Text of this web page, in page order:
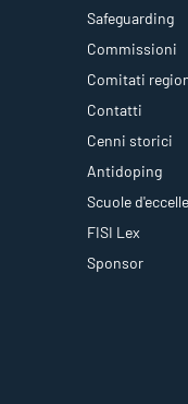
Safeguarding
Commissioni
Comitati
Contatti
Cenni storici
Antidoping
Scuole
FISI Lex
Sponsor